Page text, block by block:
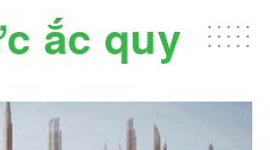
ắc quy